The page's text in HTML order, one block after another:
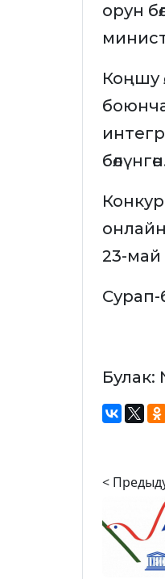
орун
Коңшу
23-май
Сурап-
Булак:
<